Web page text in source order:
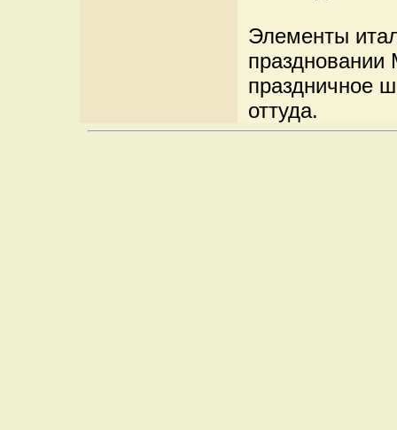
Элементы
праздничное
оттуда.